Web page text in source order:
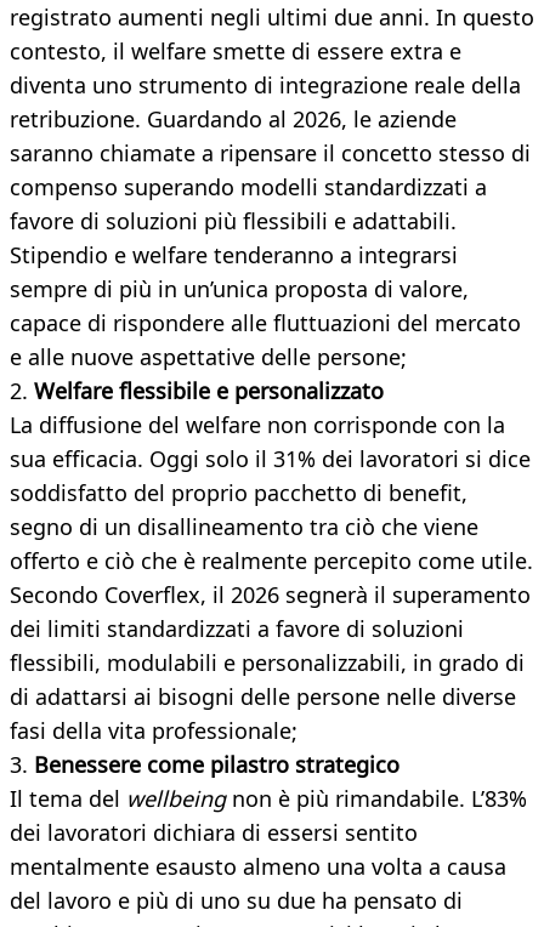
registrato aumenti negli ultimi due anni. In questo
contesto, il welfare smette di essere extra e
diventa uno strumento di integrazione reale della
retribuzione. Guardando al 2026, le aziende
saranno chiamate a ripensare il concetto stesso di
compenso superando modelli standardizzati a
favore di soluzioni più flessibili e adattabili.
Stipendio e welfare tenderanno a integrarsi
sempre di più in un’unica proposta di valore,
capace di rispondere alle fluttuazioni del mercato
e alle nuove aspettative delle persone;
2. Welfare flessibile e personalizzato
La diffusione del welfare non corrisponde con la
sua efficacia. Oggi solo il 31% dei lavoratori si dice
soddisfatto del proprio pacchetto di benefit,
segno di un disallineamento tra ciò che viene
offerto e ciò che è realmente percepito come utile.
Secondo Coverflex, il 2026 segnerà il superamento
dei limiti standardizzati a favore di soluzioni
flessibili, modulabili e personalizzabili, in grado di
di adattarsi ai bisogni delle persone nelle diverse
fasi della vita professionale;
3. Benessere come pilastro strategico
Il tema del wellbeingnon è più rimandabile. L’83%
dei lavoratori dichiara di essersi sentito
mentalmente esausto almeno una volta a causa
del lavoro e più di uno su due ha pensato di